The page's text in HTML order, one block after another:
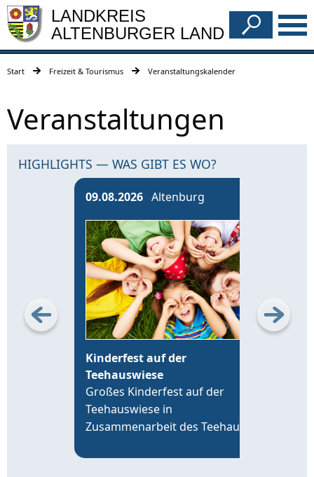
LANDKREIS
ALTENBURGER LAND
Start Freizeit & Tourismus Veranstaltungskalender
Veranstaltungen
HIGHLIGHTS — WAS GIBT ES WO?
09.08.2026 Altenburg
Kinderfest auf der
Teehauswiese
Großes Kinderfest auf der
Teehauswiese in
Zusammenarbeit des Teehaus
der VR-Bank Altenburger Land,